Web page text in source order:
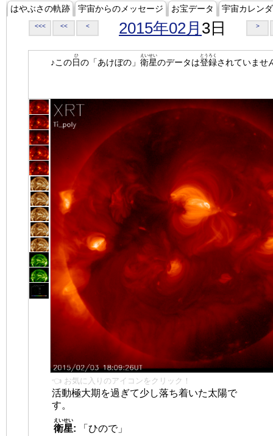
はやぶさの軌跡 宇宙からのメッセージ お宝データ 宇宙カレン
<<< << < 2015年02月 3日 >
♪この日
ひ
の「あけぼの」 衛星
えいせい
のデータは登録
とうろく
されていませ
👈 お気に入りのアイコンをクリック！
活動極大期を過ぎて少し落ち着いた太陽で
す。
衛星
えいせい
:
「ひので」